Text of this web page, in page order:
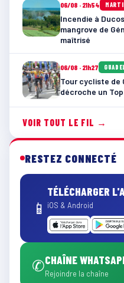
06/08 · 21h54
Incendie à
mangrove de
maîtrisé
06/08 · 21h27
Tour cycliste de
décroche un
VOIR TOUT LE FIL →
RESTEZ CONNECTÉ
📱
TÉLÉCHARGER
iOS & Android
✆CHAÎNE
Rejoindre la chaîne